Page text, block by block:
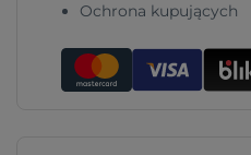
Ochrona kupujących